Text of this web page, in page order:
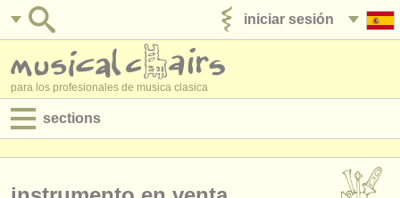
iniciar sesión
para los profesionales de musica clasica
sections